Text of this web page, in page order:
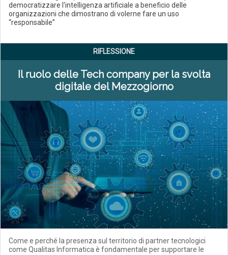
democratizzare l'intelligenza artificiale a beneficio delle
organizzazioni che dimostrano di volerne fare un uso
“responsabile”
RIFLESSIONE
Il ruolo delle Tech company per la svolta
digitale del Mezzogiorno
Come e perché la presenza sul territorio di partner tecnologici
come Qualitas Informatica è fondamentale per supportare le